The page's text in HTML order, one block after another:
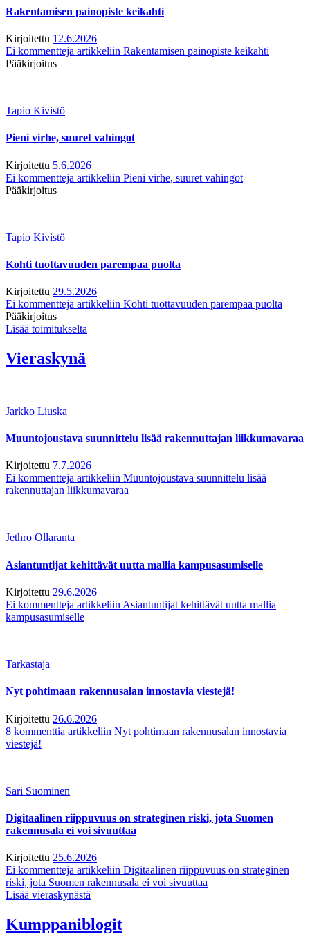
Rakentamisen painopiste keikahti
Kirjoitettu 12.6.2026
Ei kommentteja artikkeliin Rakentamisen painopiste keikahti
Pääkirjoitus
Tapio Kivistö
Pieni virhe, suuret vahingot
Kirjoitettu 5.6.2026
Ei kommentteja artikkeliin Pieni virhe, suuret vahingot
Pääkirjoitus
Tapio Kivistö
Kohti tuottavuuden parempaa puolta
Kirjoitettu 29.5.2026
Ei kommentteja artikkeliin Kohti tuottavuuden parempaa puolta
Pääkirjoitus
Lisää toimitukselta
Vieraskynä
Jarkko Liuska
Muuntojoustava suunnittelu lisää rakennuttajan liikkumavaraa
Kirjoitettu 7.7.2026
Ei kommentteja artikkeliin Muuntojoustava suunnittelu lisää
rakennuttajan liikkumavaraa
Jethro Ollaranta
Asiantuntijat kehittävät uutta mallia kampusasumiselle
Kirjoitettu 29.6.2026
Ei kommentteja artikkeliin Asiantuntijat kehittävät uutta mallia
kampusasumiselle
Tarkastaja
Nyt pohtimaan rakennusalan innostavia viestejä!
Kirjoitettu 26.6.2026
8 kommenttia artikkeliin Nyt pohtimaan rakennusalan innostavia
viestejä!
Sari Suominen
Digitaalinen riippuvuus on strateginen riski, jota Suomen
rakennusala ei voi sivuuttaa
Kirjoitettu 25.6.2026
Ei kommentteja artikkeliin Digitaalinen riippuvuus on strateginen
riski, jota Suomen rakennusala ei voi sivuuttaa
Lisää vieraskynästä
Kumppaniblogit